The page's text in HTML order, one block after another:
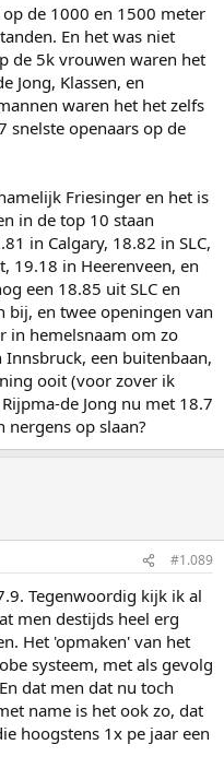
de 1000 en 1500 meter
En het was niet
de 5k vrouwen waren het
Jong, Klassen, en
waren het het zelfs
snelste openaars op de
Friesinger en het is
in de top 10 staan
in Calgary, 18.82 in SLC,
19.18 in Heerenveen, en
een 18.85 uit SLC en
bij, en twee openingen van
in hemelsnaam om zo
een buitenbaan,
ooit (voor zover ik
de Jong nu met 18.7
nergens op slaan?
#1.089
Tegenwoordig kijk ik al
men destijds heel erg
Het 'opmaken' van het
systeem, met als gevolg
dat men dat nu toch
name is het ook zo, dat
hoogstens 1x pe jaar een